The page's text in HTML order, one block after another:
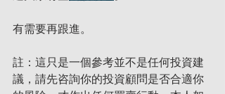
有需要再跟進。
註：這只是一個參考並不是任何投資建
議，請先咨詢你的投資顧問是否合適你